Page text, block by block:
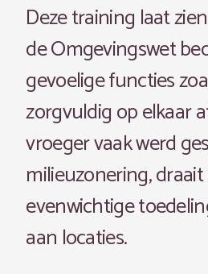
Deze training laat
de Omgevingswet
gevoelige functies
zorgvuldig op elkaar
vroeger vaak werd
milieuzonering,
evenwichtige
aan locaties.